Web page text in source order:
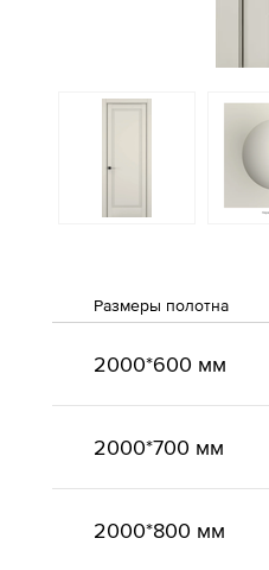
Размеры полотна
2000*600 мм
2000*700 мм
2000*800 мм